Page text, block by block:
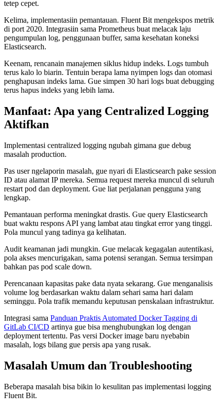
tetep cepet.
Kelima, implementasiin pemantauan. Fluent Bit mengekspos metrik
di port 2020. Integrasiin sama Prometheus buat melacak laju
pengumpulan log, penggunaan buffer, sama kesehatan koneksi
Elasticsearch.
Keenam, rencanain manajemen siklus hidup indeks. Logs tumbuh
terus kalo lo biarin. Tentuin berapa lama nyimpen logs dan otomasi
penghapusan indeks lama. Gue simpen 30 hari logs buat debugging
terus hapus indeks yang lebih lama.
Manfaat: Apa yang Centralized Logging
Aktifkan
Implementasi centralized logging ngubah gimana gue debug
masalah production.
Pas user ngelaporin masalah, gue nyari di Elasticsearch pake session
ID atau alamat IP mereka. Semua request mereka muncul di seluruh
restart pod dan deployment. Gue liat perjalanan pengguna yang
lengkap.
Pemantauan performa meningkat drastis. Gue query Elasticsearch
buat waktu respons API yang lambat atau tingkat error yang tinggi.
Pola muncul yang tadinya ga kelihatan.
Audit keamanan jadi mungkin. Gue melacak kegagalan autentikasi,
pola akses mencurigakan, sama potensi serangan. Semua tersimpan
bahkan pas pod scale down.
Perencanaan kapasitas pake data nyata sekarang. Gue menganalisis
volume log berdasarkan waktu dalam sehari sama hari dalam
seminggu. Pola trafik memandu keputusan penskalaan infrastruktur.
Integrasi sama Panduan Praktis Automated Docker Tagging di
GitLab CI/CD artinya gue bisa menghubungkan log dengan
deployment tertentu. Pas versi Docker image baru nyebabin
masalah, logs bilang gue persis apa yang rusak.
Masalah Umum dan Troubleshooting
Beberapa masalah bisa bikin lo kesulitan pas implementasi logging
Fluent Bit.